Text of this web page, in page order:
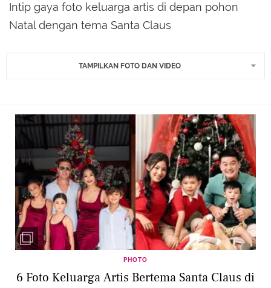
Intip gaya foto keluarga artis di depan pohon
Natal dengan tema Santa Claus
TAMPILKAN FOTO DAN VIDEO
PHOTO
6 Foto Keluarga Artis Bertema Santa Claus di